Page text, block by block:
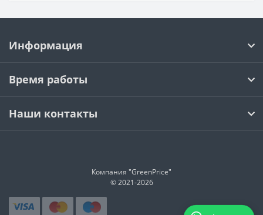
Информация
Время работы
Наши контакты
Компания "GreenPrice"
© 2021-2026